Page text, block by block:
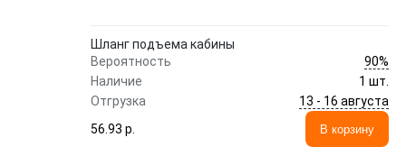
Шланг подъема кабины
Вероятность
90%
Наличие
1 шт.
Отгрузка
13 - 16 августа
56.93 p.
В корзину